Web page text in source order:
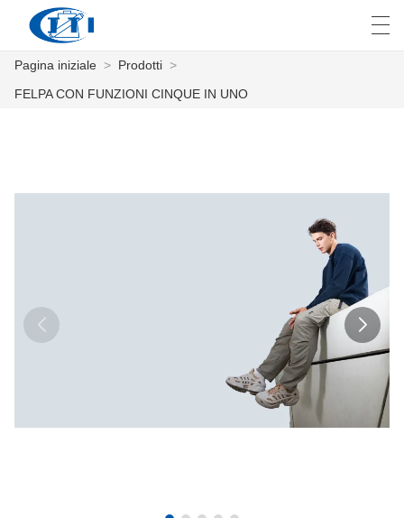
NOTIZIE
العربية česky
Pagina iniziale > Prodotti >
FELPA CON FUNZIONI CINQUE IN UNO